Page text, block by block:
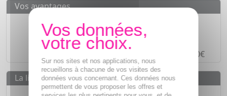
Vos avantages
Des prix
IMBATTABLES
Paiement en ligneSÉCURISÉ
à partir de 30€
La livraison
Livraison gratuite dès55€
Sur nos sites et nos applications, nous
recueillons à chacune de vos visites des
données vous concernant. Ces données nous
permettent de vous proposer les offres et